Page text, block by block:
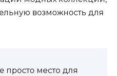
возможность для
просто место для